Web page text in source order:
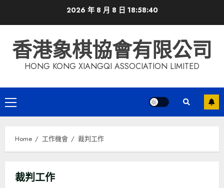
2026 年 8 月 8 日 18:58:40
香港象棋協會有限公司
HONG KONG XIANGQI ASSOCIATION LIMITED
Primary
Menu
Home 工作機會 裁判工作
裁判工作